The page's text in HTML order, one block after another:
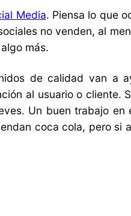
Media. Piensa lo que
no venden, al
más.
de calidad van a
al usuario o cliente.
Un buen trabajo en
coca cola, pero si